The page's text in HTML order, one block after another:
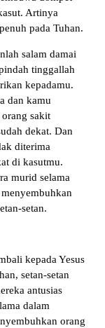
Artinya
pada Tuhan.
salam damai
tinggallah
kepadamu.
dan kamu
sakit
dekat. Dan
diterima
di kasutmu.
murid selama
setan.
kepada Yesus
setan-setan
antusias
dalam
orang